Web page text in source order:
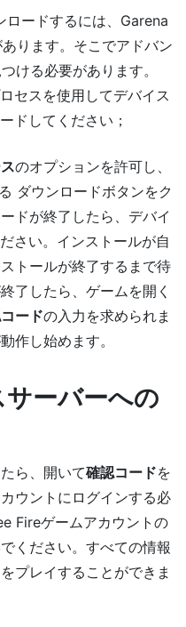
ロードするには、Garena
ります。そこでアドバン
ける必要があります。
セスを使用してデバイス
ドしてください；
のオプションを許可し、
ダウンロードボタンをク
ドが終了したら、デバイ
さい。インストールが自
トールが終了するまで待
了したら、ゲームを開く
ードの入力を求められま
作し始めます。
ーバーへの
ら、開いて確認コードを
ウントにログインする必
Fireゲームアカウントの
ください。すべての情報
プレイすることができま